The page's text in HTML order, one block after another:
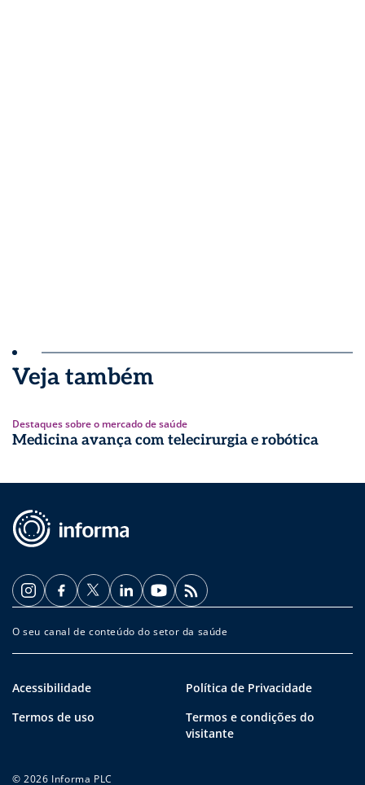
Veja também
Destaques sobre o mercado de saúde
Medicina avança com telecirurgia e robótica
O seu canal de conteúdo do setor da saúde
Acessibilidade
Política de Privacidade
Termos de uso
Termos e condições do
visitante
© 2026 Informa PLC